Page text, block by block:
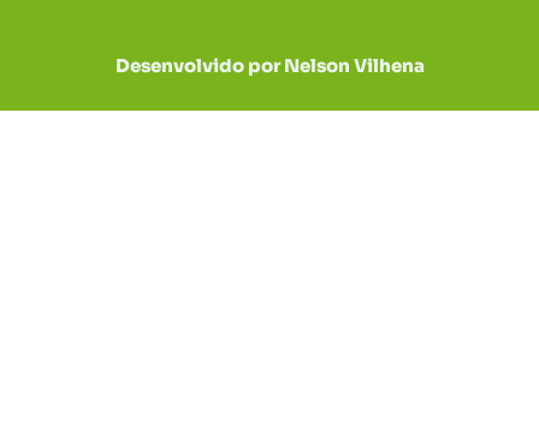
Desenvolvido por Nelson Vilhena